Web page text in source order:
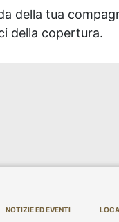
della tua
della copertura.
NOTIZIE ED EVENTI